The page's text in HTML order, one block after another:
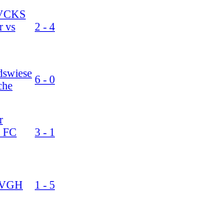
vs
2 - 4
6 - 0
FC
3 - 1
1 - 5